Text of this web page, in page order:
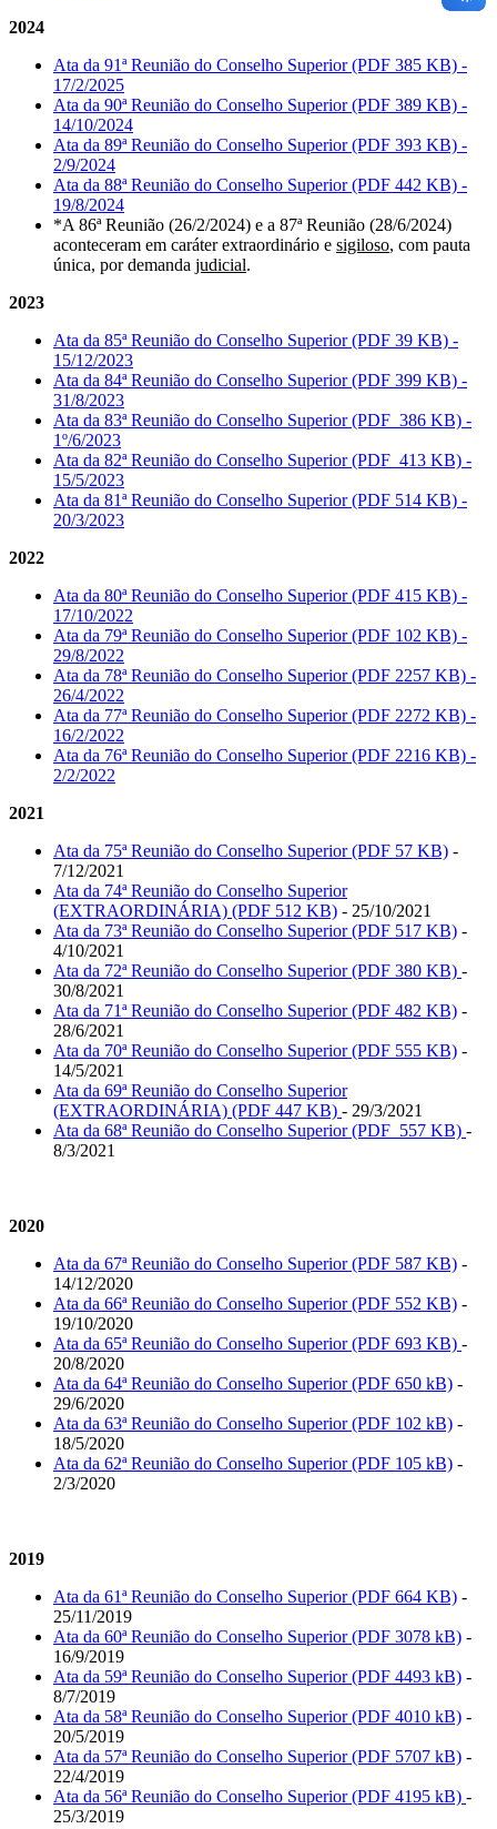
2024
Ata da 91ª Reunião do Conselho Superior (PDF 385 KB) -
17/2/2025
Ata da 90ª Reunião do Conselho Superior (PDF 389 KB) -
14/10/2024
Ata da 89ª Reunião do Conselho Superior (PDF 393 KB) -
2/9/2024
Ata da 88ª Reunião do Conselho Superior (PDF 442 KB) -
19/8/2024
*A 86ª Reunião (26/2/2024) e a 87ª Reunião (28/6/2024)
aconteceram em caráter extraordinário e sigiloso, com pauta
única, por demanda judicial.
2023
Ata da 85ª Reunião do Conselho Superior (PDF 39 KB) -
15/12/2023
Ata da 84ª Reunião do Conselho Superior (PDF 399 KB) -
31/8/2023
Ata da 83ª Reunião do Conselho Superior (PDF 386 KB) -
1º/6/2023
Ata da 82ª Reunião do Conselho Superior (PDF 413 KB) -
15/5/2023
Ata da 81ª Reunião do Conselho Superior (PDF 514 KB) -
20/3/2023
2022
Ata da 80ª Reunião do Conselho Superior (PDF 415 KB) -
17/10/2022
Ata da 79ª Reunião do Conselho Superior (PDF 102 KB) -
29/8/2022
Ata da 78ª Reunião do Conselho Superior (PDF 2257 KB) -
26/4/2022
Ata da 77ª Reunião do Conselho Superior (PDF 2272 KB) -
16/2/2022
Ata da 76ª Reunião do Conselho Superior (PDF 2216 KB) -
2/2/2022
2021
Ata da 75ª Reunião do Conselho Superior (PDF 57 KB) -
7/12/2021
Ata da 74ª Reunião do Conselho Superior
(EXTRAORDINÁRIA) (PDF 512 KB) - 25/10/2021
Ata da 73ª Reunião do Conselho Superior (PDF 517 KB) -
4/10/2021
Ata da 72ª Reunião do Conselho Superior (PDF 380 KB) -
30/8/2021
Ata da 71ª Reunião do Conselho Superior (PDF 482 KB) -
28/6/2021
Ata da 70ª Reunião do Conselho Superior (PDF 555 KB) -
14/5/2021
Ata da 69ª Reunião do Conselho Superior
(EXTRAORDINÁRIA) (PDF 447 KB) - 29/3/2021
Ata da 68ª Reunião do Conselho Superior (PDF 557 KB) -
8/3/2021
2020
Ata da 67ª Reunião do Conselho Superior (PDF 587 KB) -
14/12/2020
Ata da 66ª Reunião do Conselho Superior (PDF 552 KB) -
19/10/2020
Ata da 65ª Reunião do Conselho Superior (PDF 693 KB) -
20/8/2020
Ata da 64ª Reunião do Conselho Superior (PDF 650 kB) -
29/6/2020
Ata da 63ª Reunião do Conselho Superior (PDF 102 kB) -
18/5/2020
Ata da 62ª Reunião do Conselho Superior (PDF 105 kB) -
2/3/2020
2019
Ata da 61ª Reunião do Conselho Superior (PDF 664 KB) -
25/11/2019
Ata da 60ª Reunião do Conselho Superior (PDF 3078 kB) -
16/9/2019
Ata da 59ª Reunião do Conselho Superior (PDF 4493 kB) -
8/7/2019
Ata da 58ª Reunião do Conselho Superior (PDF 4010 kB) -
20/5/2019
Ata da 57ª Reunião do Conselho Superior (PDF 5707 kB) -
22/4/2019
Ata da 56ª Reunião do Conselho Superior (PDF 4195 kB) -
25/3/2019